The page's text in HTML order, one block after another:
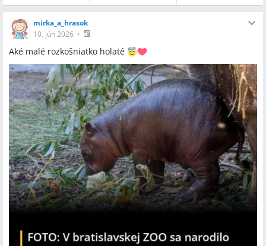
mirka_a_hrasok
10. jún 2026 •
Aké malé rozkošniatko holaté